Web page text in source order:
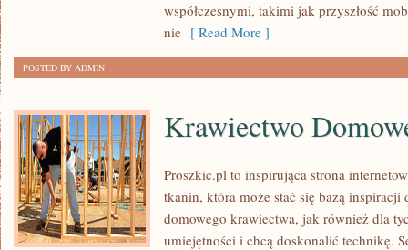
współczesnymi, takimi jak przyszłość
nie [ Read More ]
POSTED BY ADMIN
Krawiectwo
Proszkic.pl to inspirująca strona
tkanin, która może stać się bazą
domowego krawiectwa, jak również dla
umiejętności i chcą doskonalić technikę.